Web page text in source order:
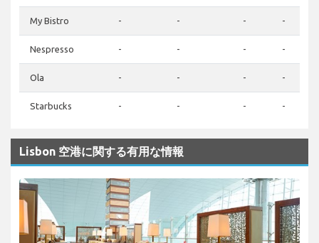
My Bistro - - - -
Nespresso - - - -
Ola - - - -
Starbucks - - - -
Lisbon 空港に関する有用な情報